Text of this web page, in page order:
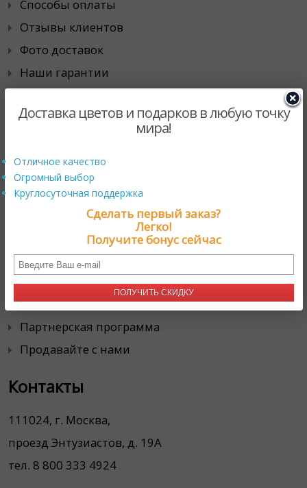
Способы оплаты
Отзывы клиентов
Фото доставок
Наши гарантии
Специальные предложения
Действующие промо-акции
Скидки
Хиты продаж
Сотрудничество
Корпоративным клиентам
Магазинам цветов
Партнерская программа
Продавайте с нами
Контакты
111024, г. Москва,
проезд Энтузиастов, д. 19А
тел. 8 800 333 4924
Доставка цветов и подарков в любую точку
мира!
Отличное качество
Огромный выбор
Круглосуточная поддержка
Сделать первый заказ?
Легко!
Получите бонус сейчас
ПОЛУЧИТЬ СКИДКУ